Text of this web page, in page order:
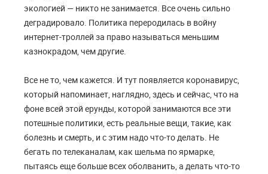
экологией — никто не занимается. Все очень сильно
деградировало. Политика переродилась в войну
интернет-троллей за право называться меньшим
казнокрадом, чем другие.
Все не то, чем кажется. И тут появляется коронавирус,
который напоминает, наглядно, здесь и сейчас, что на
фоне всей этой ерунды, которой занимаются все эти
потешные политики, есть реальные вещи, такие, как
болезнь и смерть, и с этим надо что-то делать. Не
бегать по телеканалам, как шельма по ярмарке,
пытаясь еще больше всех оболванить, а делать что-то